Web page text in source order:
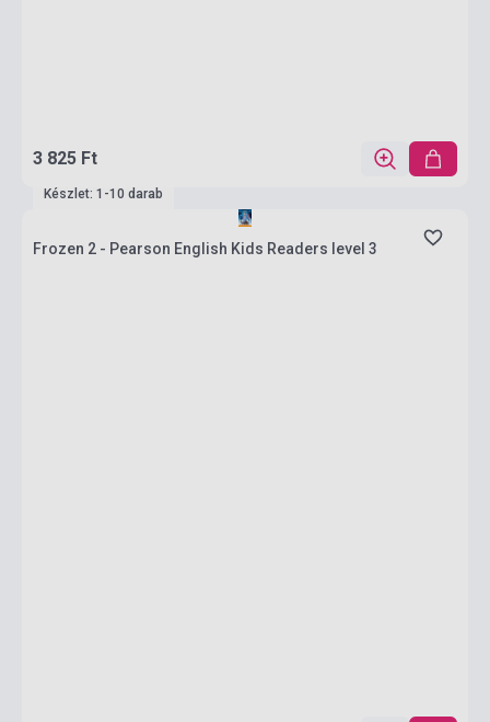
3 825 Ft
Készlet: 1-10 darab
Frozen 2 - Pearson English Kids Readers level 3